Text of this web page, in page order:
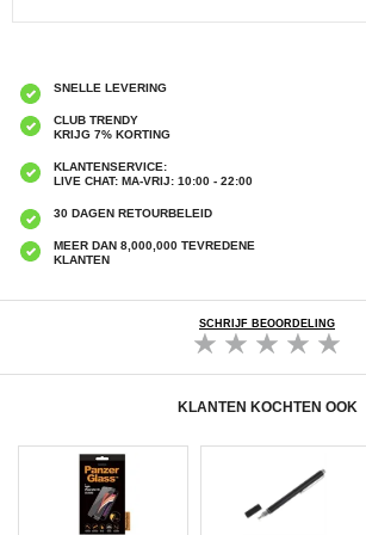
SNELLE LEVERING
CLUB TRENDY
KRIJG 7% KORTING
KLANTENSERVICE:
LIVE CHAT: MA-VRIJ: 10:00 - 22:00
30 DAGEN RETOURBELEID
MEER DAN 8,000,000 TEVREDENE
KLANTEN
SCHRIJF BEOORDELING
KLANTEN KOCHTEN OOK